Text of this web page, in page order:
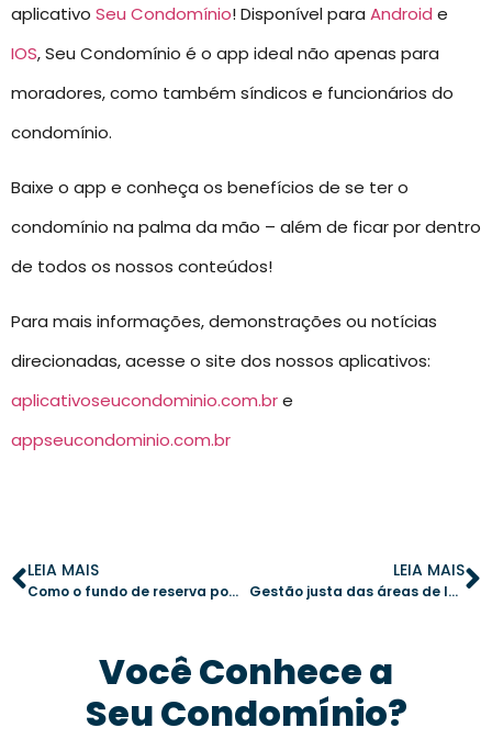
aplicativo Seu Condomínio! Disponível para Android e
IOS, Seu Condomínio é o app ideal não apenas para
moradores, como também síndicos e funcionários do
condomínio.
Baixe o app e conheça os benefícios de se ter o
condomínio na palma da mão – além de ficar por dentro
de todos os nossos conteúdos!
Para mais informações, demonstrações ou notícias
direcionadas, acesse o site dos nossos aplicativos:
aplicativoseucondominio.com.bre
appseucondominio.com.br
LEIA MAIS
Como o fundo de reserva pode garantir a tranquilidade dos condôminos
LEIA MAIS
Gestão justa das áreas de lazer: soluções práticas para evitar conflitos
Você Conhece a
Seu Condomínio?